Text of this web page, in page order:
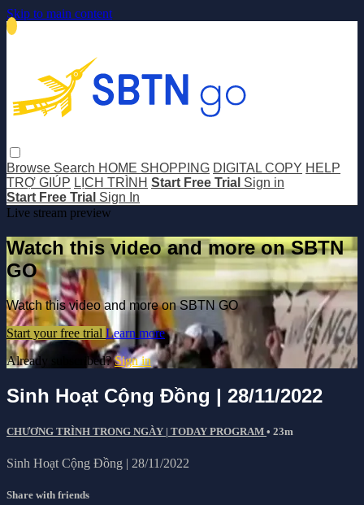
Skip to main content
Browse Search HOME SHOPPING DIGITAL COPY HELP
TRỢ GIÚP LỊCH TRÌNH Start Free Trial Sign in
Start Free Trial Sign In
Live stream preview
Watch this video and more on SBTN
GO
Watch this video and more on SBTN GO
Start your free trial Learn more
Already subscribed?Sign in
Sinh Hoạt Cộng Đồng | 28/11/2022
CHƯƠNG TRÌNH TRONG NGÀY | TODAY PROGRAM • 23m
Sinh Hoạt Cộng Đồng | 28/11/2022
Share with friends